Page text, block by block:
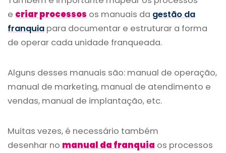
e criar processos os manuais da gestão da
franquia para documentar e estruturar a forma
de operar cada unidade franqueada.
Alguns desses manuais são: manual de operação,
manual de marketing, manual de atendimento e
vendas, manual de implantação, etc.
Muitas vezes, é necessário também
desenhar no manual da franquia os processos